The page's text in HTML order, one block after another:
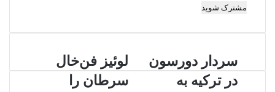
ایمیل
را
کنید
لوئیز فن‌خال
سرطان را
سردار دورسون
در ترکیه به